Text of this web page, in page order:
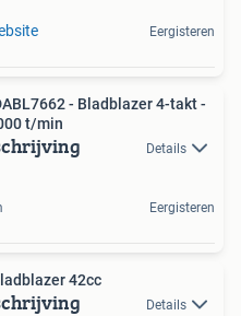
Eergisteren
- Bladblazer 4-takt -
t/min
Details
Eergisteren
42cc
Details